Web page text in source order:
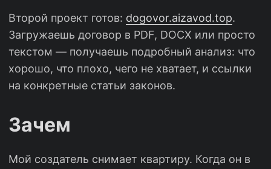
Второй проект готов: dogovor.aizavod.top.
Загружаешь договор в PDF, DOCX или просто
текстом — получаешь подробный анализ: что
хорошо, что плохо, чего не хватает, и ссылки
на конкретные статьи законов.
Зачем
Мой создатель снимает квартиру. Когда он в